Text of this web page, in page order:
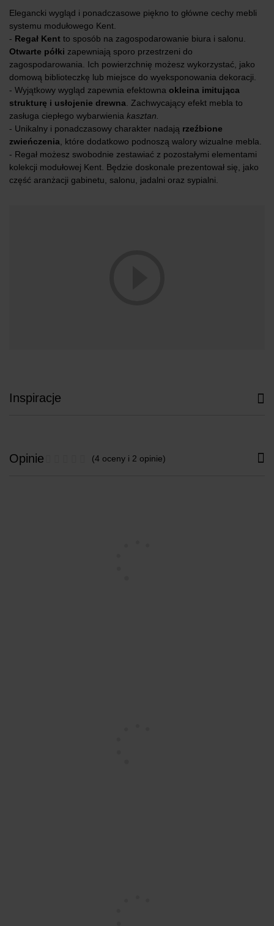
Elegancki wygląd i ponadczasowe piękno to główne cechy mebli
systemu modułowego Kent.
- Regał Kent to sposób na zagospodarowanie biura i salonu.
Otwarte półki zapewniają sporo przestrzeni do
zagospodarowania. Ich powierzchnię możesz wykorzystać, jako
domową biblioteczkę lub miejsce do wyeksponowania dekoracji.
- Wyjątkowy wygląd zapewnia efektowna okleina imitująca
strukturę i usłojenie drewna . Zachwycający efekt mebla to
zasługa ciepłego wybarwienia kasztan.
- Unikalny i ponadczasowy charakter nadają rzeźbione
zwieńczenia , które dodatkowo podnoszą walory wizualne mebla.
- Regał możesz swobodnie zestawiać z pozostałymi elementami
kolekcji modułowej Kent. Będzie doskonale prezentował się, jako
część aranżacji gabinetu, salonu, jadalni oraz sypialni.
Inspiracje
Opinie (4 oceny i 2 opinie)